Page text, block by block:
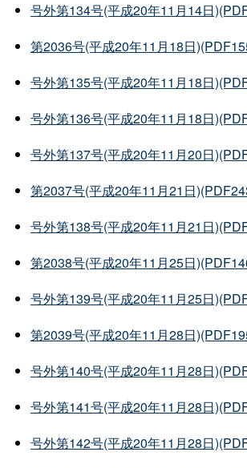
号外第134号(平成20年11月14日
第2036号(平成20年11月18日
号外第135号(平成20年11月18日
号外第136号(平成20年11月18日
号外第137号(平成20年11月20日
第2037号(平成20年11月21日
号外第138号(平成20年11月21日
第2038号(平成20年11月25日
号外第139号(平成20年11月25日
第2039号(平成20年11月28日
号外第140号(平成20年11月28日
号外第141号(平成20年11月28日
号外第142号(平成20年11月28日